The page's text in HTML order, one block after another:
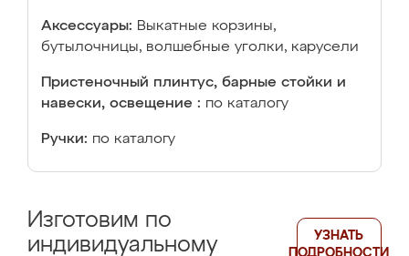
Аксессуары: Выкатные корзины,
бутылочницы, волшебные уголки, карусели
Пристеночный плинтус, барные стойки и
навески, освещение : по каталогу
Ручки: по каталогу
Изготовим по
индивидуальному
УЗНАТЬ
ПОДРОБНОСТИ